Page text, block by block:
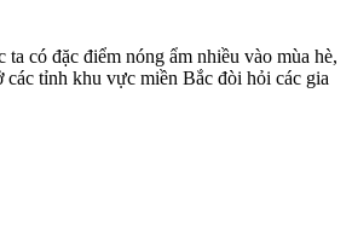
có đặc điểm nóng ẩm nhiều vào mùa hè,
các tỉnh khu vực miền Bắc đòi hỏi các gia